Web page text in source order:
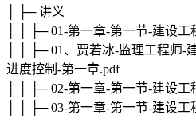
│ ├─ 讲义
│ │ ├─ 01-第一章-第一节-建设
│ │ ├─ 01、贾若冰-监理工程师-
进度控制-第一章.pdf
│ │ ├─ 02-第一章-第一节-建设
│ │ ├─ 03-第一章-第一节-建设